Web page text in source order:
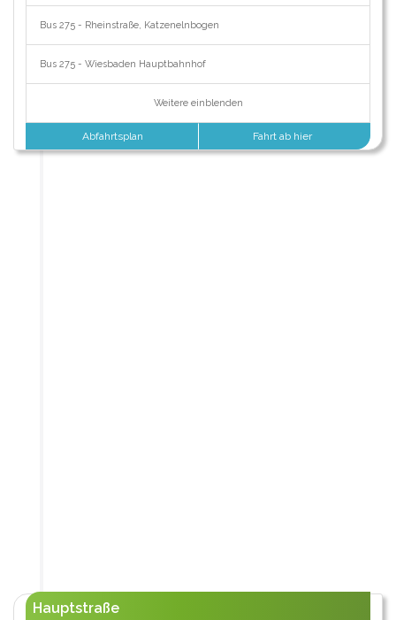
Bus 275 - Rheinstraße, Katzenelnbogen
Bus 275 - Wiesbaden Hauptbahnhof
Weitere einblenden
Abfahrtsplan Fahrt ab hier
Hauptstraße